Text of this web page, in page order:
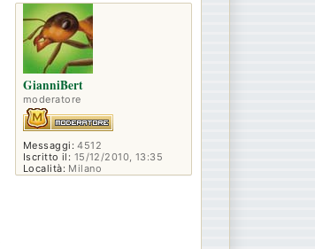
GianniBert
moderatore
Messaggi: 4512
Iscritto il: 15/12/2010, 13:35
Località: Milano